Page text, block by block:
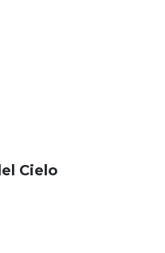
Cielo